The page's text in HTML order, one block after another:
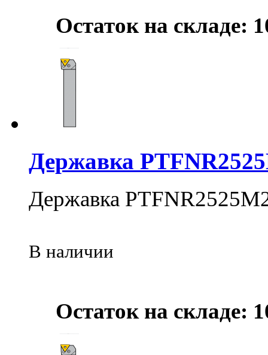
Остаток на складе:
Державка
Державка
В наличии
Остаток на складе: